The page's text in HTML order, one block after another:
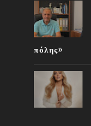
πόλης»